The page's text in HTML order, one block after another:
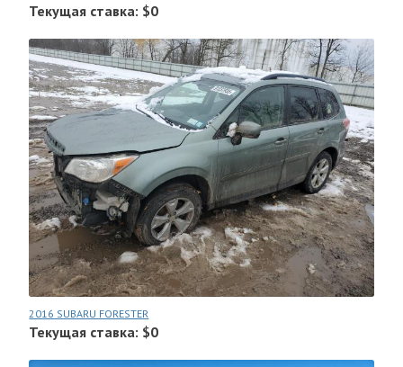
Текущая ставка: $0
2016 SUBARU FORESTER
Текущая ставка: $0